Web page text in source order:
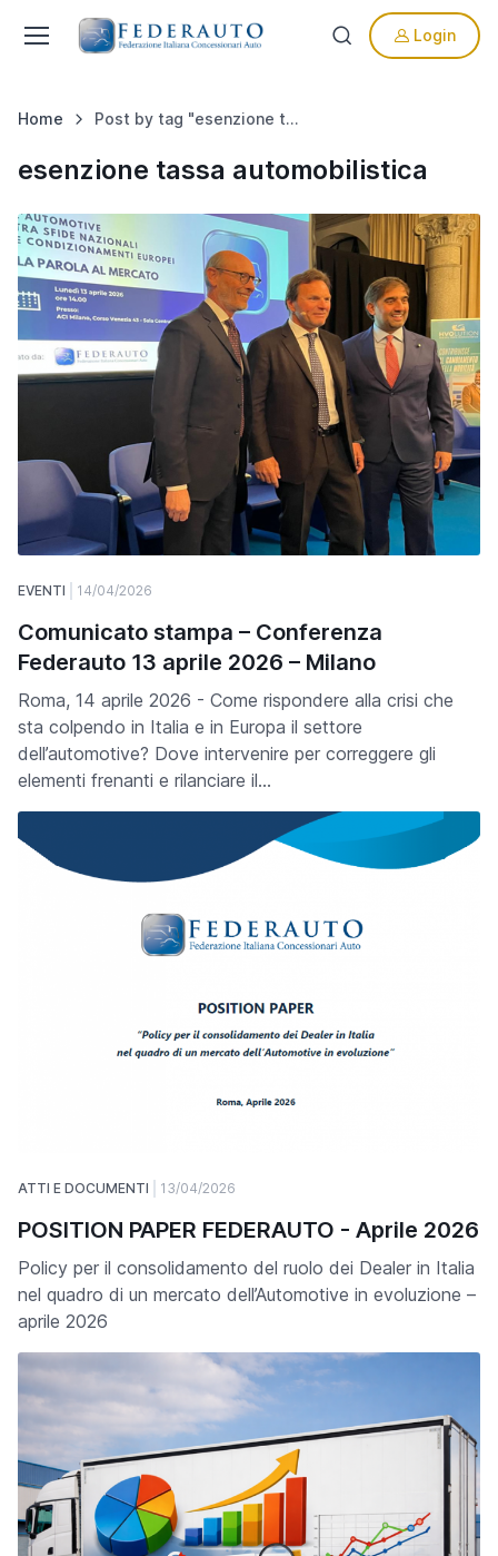
Login
Home Post by tag "esenzione tassa automobilistica"
esenzione tassa automobilistica
EVENTI 14/04/2026
Comunicato stampa – Conferenza
Federauto 13 aprile 2026 – Milano
Roma, 14 aprile 2026 - Come rispondere alla crisi che
sta colpendo in Italia e in Europa il settore
dell’automotive? Dove intervenire per correggere gli
elementi frenanti e rilanciare il…
ATTI E DOCUMENTI 13/04/2026
POSITION PAPER FEDERAUTO - Aprile 2026
Policy per il consolidamento del ruolo dei Dealer in Italia
nel quadro di un mercato dell’Automotive in evoluzione –
aprile 2026